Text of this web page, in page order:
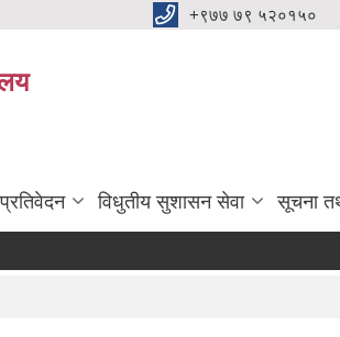
+९७७ ७९ ५२०१५०
प्रतिवेदन विधुतीय सुशासन सेवा सूचना